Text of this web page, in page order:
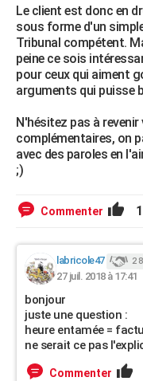
Le client est donc en
sous forme d'un
Tribunal compétent.
peine ce sois
pour ceux qui aiment
arguments qui puisse
N'hésitez pas à
complémentaires, on
avec des paroles en
;)
Commenter 1
labricole47 2
27 juil. 2018 à 17:41
bonjour
juste une question :
heure entamée =
ne serait ce pas
Commenter